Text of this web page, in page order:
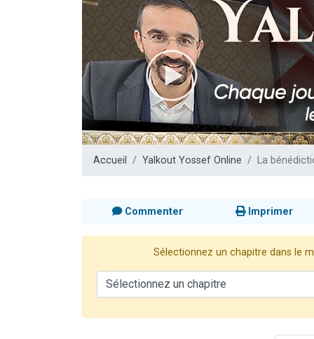
Eva vient de
4 personnes
3
3
Odaya vient
2
Accueil Yalkout Yossef Online La
Commenter Imprimer
Sélectionnez un chapitre dans le